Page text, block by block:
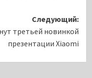
Следующий:
третьей новинкой
презентации Xiaomi